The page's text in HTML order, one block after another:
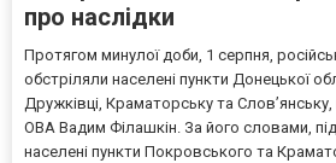
про наслідки
Протягом минулої доби, 1 серпня,
обстріляли населені пункти Донецької
Дружківці, Краматорську та
ОВА Вадим Філашкін. За його словами,
населені пункти Покровського та